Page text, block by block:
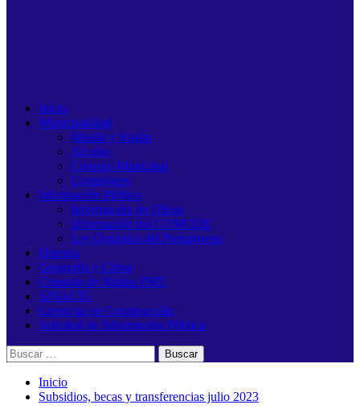
Inicio
Municipalidad
Misión y Visión
Alcalde
Concejo Municipal
Comisiones
Información Pública
Información de Oficio
Información del COMUDE
Ley Orgánica del Presupuesto
Historia
Geografía y Clima
Consulta de Multas PMT
SINACIG
Licencias de Construcción
Solicitud de Información Pública
Buscar:
Inicio
Subsidios, becas y transferencias julio 2023